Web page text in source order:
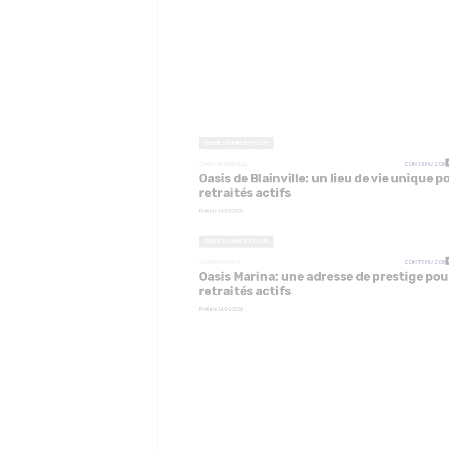
CONTENU
Oasis de Blainville: un lieu de vie unique
retraités actifs
Publié le 14/01/2026
CONTENU
Oasis Marina: une adresse de prestige
retraités actifs
Publié le 14/01/2026